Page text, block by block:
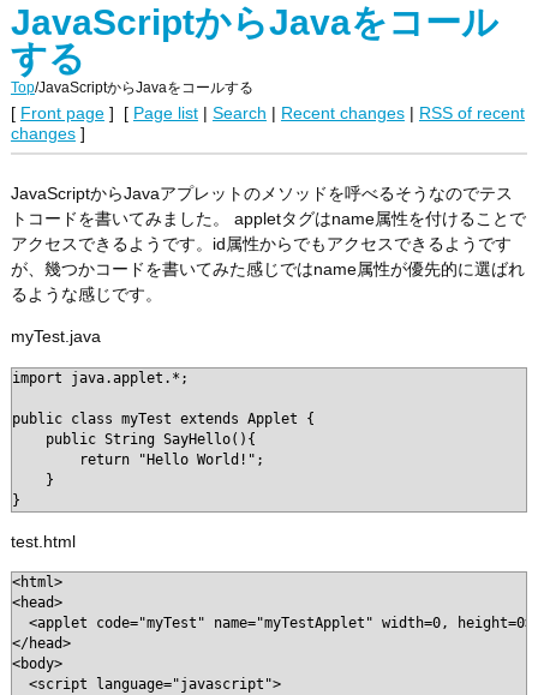
JavaScriptからJavaをコール
する
Top/JavaScriptからJavaをコールする
[ Front page] [ Page list| Search | Recent changes| RSS of recent
changes]
JavaScriptからJavaアプレットのメソッドを呼べるそうなのでテス
トコードを書いてみました。 appletタグはname属性を付けることで
アクセスできるようです。id属性からでもアクセスできるようです
が、幾つかコードを書いてみた感じではname属性が優先的に選ばれ
るような感じです。
myTest.java
import java.applet.*;
public class myTest extends Applet {
    public String SayHello(){
        return "Hello World!";
    }
}
test.html
<html>
<head>
<applet code="myTest" name="myTestApplet" width=0,
</head>
<body>
  <script language="javascript">